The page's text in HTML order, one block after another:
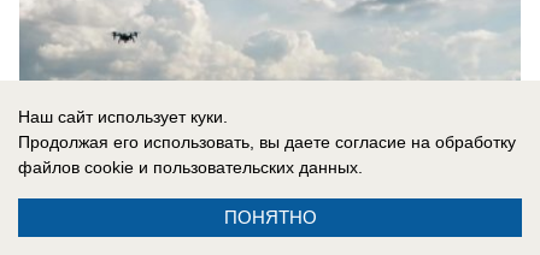
Наш сайт использует куки.
Продолжая его использовать, вы даете согласие на обработку
файлов cookie и пользовательских данных.
ПОНЯТНО